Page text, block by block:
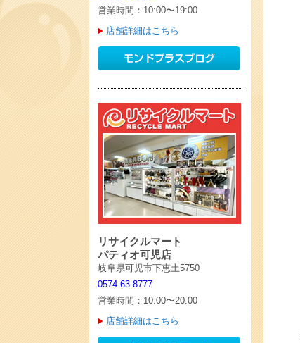
営業時間：10:00〜19:00
店舗詳細はこちら
リサイクルマート
パティオ可児店
岐阜県可児市下恵土5750
0574-63-8777
営業時間：10:00〜20:00
店舗詳細はこちら